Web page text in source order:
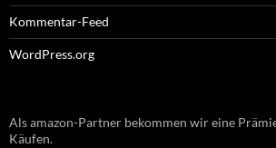
Kommentar-Feed
WordPress.org
Als amazon-Partner bekommen wir eine
Käufen.